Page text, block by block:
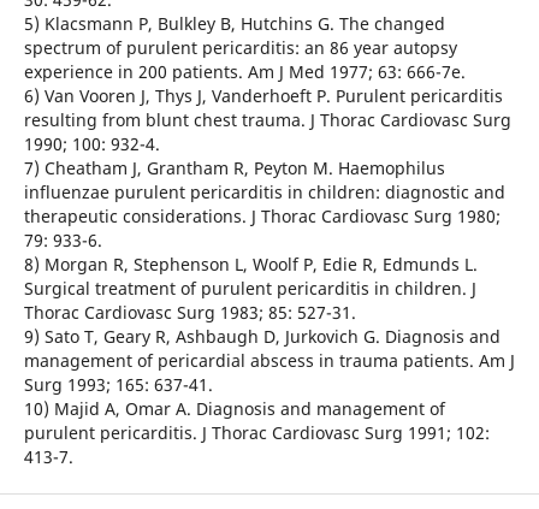
5) Klacsmann P, Bulkley B, Hutchins G. The changed
spectrum of purulent pericarditis: an 86 year autopsy
experience in 200 patients. Am J Med 1977; 63: 666-7e.
6) Van Vooren J, Thys J, Vanderhoeft P. Purulent pericarditis
resulting from blunt chest trauma. J Thorac Cardiovasc Surg
1990; 100: 932-4.
7) Cheatham J, Grantham R, Peyton M. Haemophilus
influenzae purulent pericarditis in children: diagnostic and
therapeutic considerations. J Thorac Cardiovasc Surg 1980;
79: 933-6.
8) Morgan R, Stephenson L, Woolf P, Edie R, Edmunds L.
Surgical treatment of purulent pericarditis in children. J
Thorac Cardiovasc Surg 1983; 85: 527-31.
9) Sato T, Geary R, Ashbaugh D, Jurkovich G. Diagnosis and
management of pericardial abscess in trauma patients. Am J
Surg 1993; 165: 637-41.
10) Majid A, Omar A. Diagnosis and management of
purulent pericarditis. J Thorac Cardiovasc Surg 1991; 102:
413-7.